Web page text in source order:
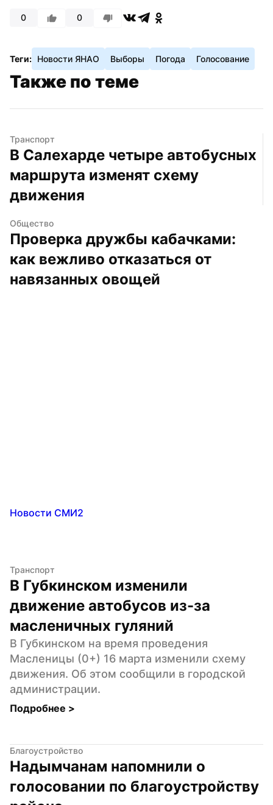
0 0
Теги: Новости ЯНАО Выборы Погода Голосование
Также по теме
Транспорт
В Салехарде четыре автобусных
маршрута изменят схему
движения
Общество
Проверка дружбы кабачками:
как вежливо отказаться от
навязанных овощей
Новости СМИ2
Транспорт
В Губкинском изменили
движение автобусов из-за
масленичных гуляний
В Губкинском на время проведения
Масленицы (0+) 16 марта изменили схему
движения. Об этом сообщили в городской
администрации.
Подробнее >
Благоустройство
Надымчанам напомнили о
голосовании по благоустройству